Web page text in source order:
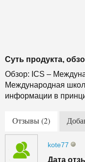
Суть продукта,
Обзор: ICS –
Международная
информации в
Отзывы (2)
kote77
Дата